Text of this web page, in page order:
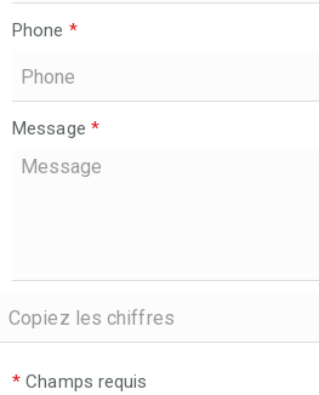
Phone *
Message *
* Champs requis